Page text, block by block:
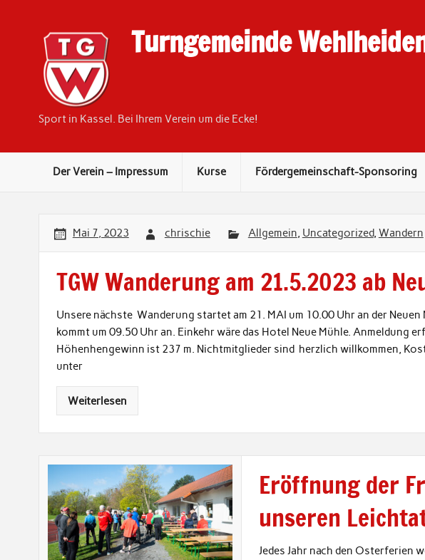
Turngemeinde
Sport in Kassel. Bei Ihrem Verein um die Ecke!
Der Verein – Impressum Kurse Fördergemeinschaft-Sponsoring
Mai 7, 2023 chrischie Allgemein, Uncategorized, Wandern
TGW Wanderung am 21.5.2023 ab
Unsere nächste Wanderung startet am 21. MAI um 10.00 Uhr an der Neuen
kommt um 09.50 Uhr an. Einkehr wäre das Hotel Neue Mühle. Anmeldung
Höhenhengewinn ist 237 m. Nichtmitglieder sind herzlich willkommen,
unter
Weiterlesen
Eröffnung der
unseren
Jedes Jahr nach den Osterferien